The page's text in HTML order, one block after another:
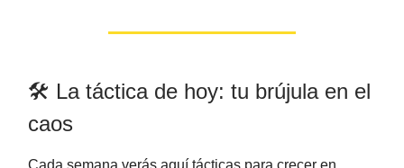
🛠️ La táctica de hoy: tu brújula en el
caos
Cada semana verás aquí tácticas para crecer en